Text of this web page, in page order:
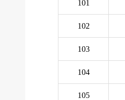
101
102
103
104
105